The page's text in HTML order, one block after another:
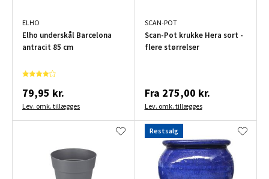
ELHO
Elho underskål Barcelona
antracit 85 cm
79,95 kr.
Lev. omk. tillægges
SCAN-POT
Scan-Pot krukke Hera sort -
flere størrelser
Fra 275,00 kr.
Lev. omk. tillægges
Restsalg